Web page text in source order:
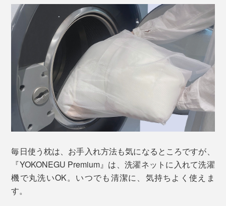
の高さこそポイント。横向きになった時の肩と首の距離
が計算されています。
ふわふわの感触は、まるで抱き枕。しかも、抱き枕ほど
大きくなく、左右対称なので、寝返りもラクラク。
胎内にいるような安心感に包まれて、おやすみなさい。
そして、『YOKONEGU Premium』がプレミアムなもう
ひとつの理由は、高さが調整できること。補充用の詰め
ものが付いています。
が３か所。
毎日使う枕は、お手入れ方法も気になるところですが、
『YOKONEGU Premium』は、洗濯ネットに入れて洗濯
機で丸洗いOK。いつでも清潔に、気持ちよく使えま
す。